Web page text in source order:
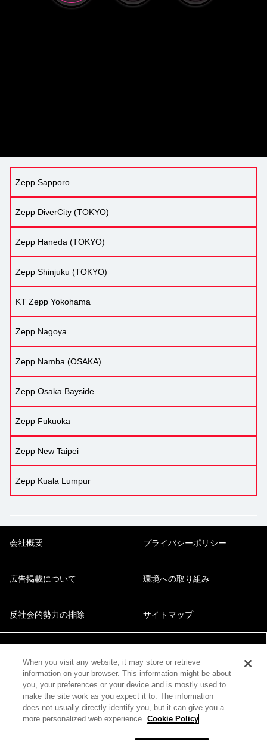
Zepp Sapporo
Zepp DiverCity (TOKYO)
Zepp Haneda (TOKYO)
Zepp Shinjuku (TOKYO)
KT Zepp Yokohama
Zepp Nagoya
Zepp Namba (OSAKA)
Zepp Osaka Bayside
Zepp Fukuoka
Zepp New Taipei
Zepp Kuala Lumpur
会社概要 プライバシーポリシー
広告掲載について 環境への取り組み
反社会的勢力の排除 サイトマップ
© 2018 Zepp Hall Network Inc.
When you visit any website, it may store or retrieve
information on your browser. This information might be about
you, your preferences or your device and is mostly used to
make the site work as you expect it to. The information
does not usually directly identify you, but it can give you a
more personalized web experience. Cookie Policy